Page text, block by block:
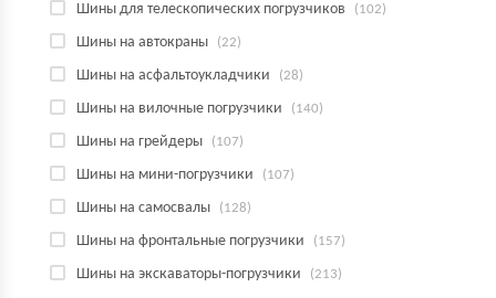
Шины для телескопических погрузчиков (102)
Шины на автокраны (22)
Шины на асфальтоукладчики (28)
Шины на вилочные погрузчики (140)
Шины на грейдеры (107)
Шины на мини-погрузчики (107)
Шины на самосвалы (128)
Шины на фронтальные погрузчики (157)
Шины на экскаваторы-погрузчики (213)